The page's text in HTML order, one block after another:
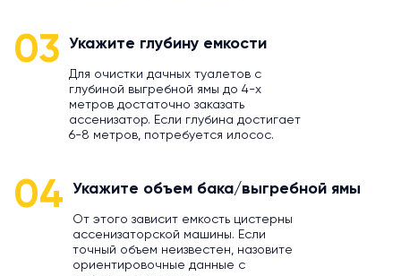
03 Укажите глубину емкости
Для очистки дачных туалетов с
глубиной выгребной ямы до 4-х
метров достаточно заказать
ассенизатор. Если глубина достигает
6-8 метров, потребуется илосос.
04 Укажите объем бака/выгребной ямы
От этого зависит емкость цистерны
ассенизаторской машины. Если
точный объем неизвестен, назовите
ориентировочные данные с